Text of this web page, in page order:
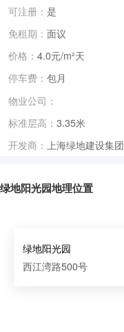
可注册： 是
免租期： 面议
价格： 4.0元/m²天
停车费： 包月
物业公司：
标准层高： 3.35米
开发商： 上海绿地建设集团
绿地阳光园地理位置
绿地阳光园
西江湾路500号